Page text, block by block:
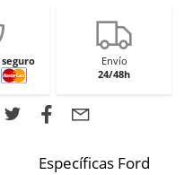
seguro
Envío
24/48h
Específicas Ford